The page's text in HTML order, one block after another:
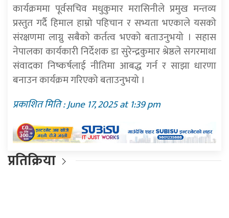
कार्यक्रममा पूर्वसचिव मधुकुमार मरासिनीले प्रमुख मन्तव्य
प्रस्तुत गर्दै हिमाल हाम्रो पहिचान र सभ्यता भएकाले यसको
संरक्षणमा लाग्नु सबैको कर्तत्व भएको बताउनुभयो । सहास
नेपालका कार्यकारी निर्देशक डा सुरेन्द्रकुमार श्रेष्ठले सगरमाथा
संवादका निष्कर्षलाई नीतिमा आबद्ध गर्न र साझा धारणा
बनाउन कार्यक्रम गरिएको बताउनुभयो ।
प्रकाशित मिति : June 17, 2025 at 1:39 pm
प्रतिक्रिया